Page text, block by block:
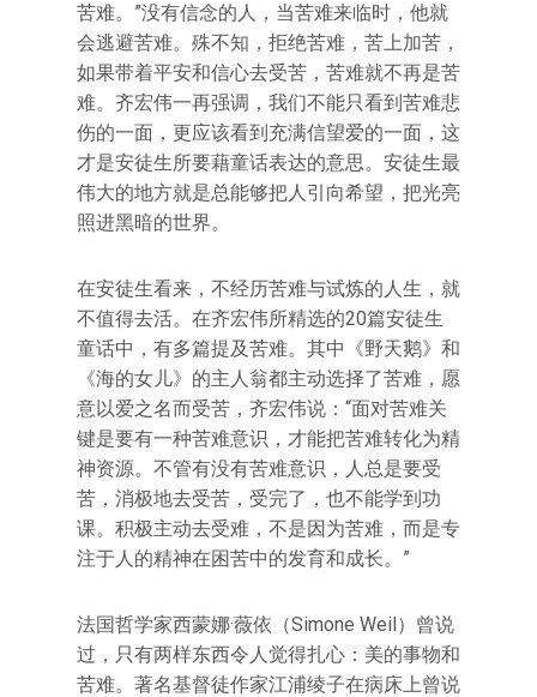
苦难。”没有信念的人，当苦难来临时，他就
会逃避苦难。殊不知，拒绝苦难，苦上加苦，
如果带着平安和信心去受苦，苦难就不再是苦
难。齐宏伟一再强调，我们不能只看到苦难悲
伤的一面，更应该看到充满信望爱的一面，这
才是安徒生所要藉童话表达的意思。安徒生最
伟大的地方就是总能够把人引向希望，把光亮
照进黑暗的世界。
在安徒生看来，不经历苦难与试炼的人生，就
不值得去活。在齐宏伟所精选的20篇安徒生
童话中，有多篇提及苦难。其中《野天鹅》和
《海的女儿》的主人翁都主动选择了苦难，愿
意以爱之名而受苦，齐宏伟说：“面对苦难关
键是要有一种苦难意识，才能把苦难转化为精
神资源。不管有没有苦难意识，人总是要受
苦，消极地去受苦，受完了，也不能学到功
课。积极主动去受难，不是因为苦难，而是专
注于人的精神在困苦中的发育和成长。”
法国哲学家西蒙娜·薇依（Simone Weil）曾说
过，只有两样东西令人觉得扎心：美的事物和
苦难。著名基督徒作家江浦绫子在病床上曾说